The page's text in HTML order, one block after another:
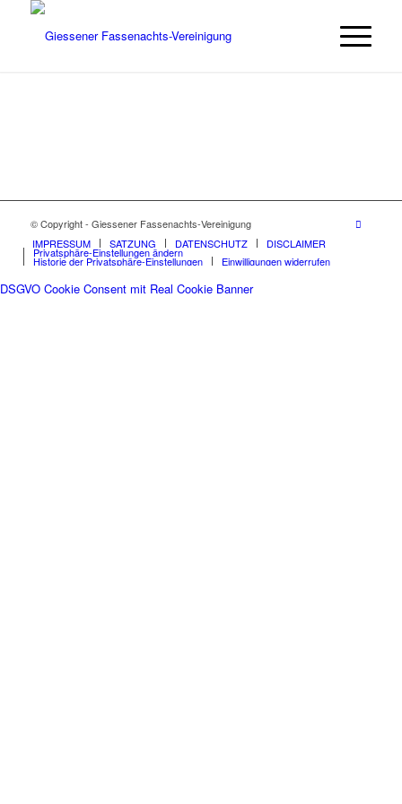
© Copyright - Giessener Fassenachts-Vereinigung
IMPRESSUM
SATZUNG DATENSCHUTZ DISCLAIMER
Privatsphäre-Einstellungen ändern
Historie der Privatsphäre-Einstellungen Einwilligungen widerrufen
DSGVO Cookie Consent mit Real Cookie Banner